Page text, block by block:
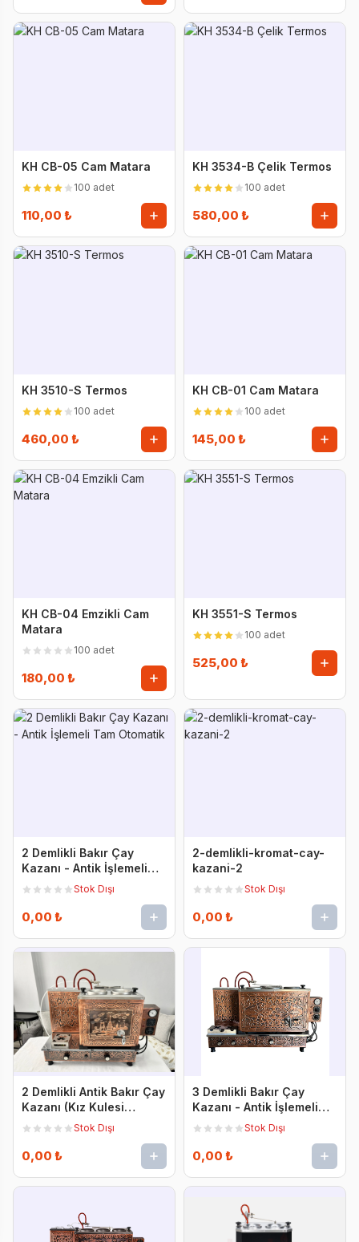
KH CB-05 Cam Matara
100 adet
110,00 ₺
KH 3534-B Çelik Termos
100 adet
580,00 ₺
KH 3510-S Termos
100 adet
460,00 ₺
KH CB-01 Cam Matara
100 adet
145,00 ₺
KH CB-04 Emzikli Cam
Matara
100 adet
180,00 ₺
KH 3551-S Termos
100 adet
525,00 ₺
2 Demlikli Bakır Çay
Kazanı - Antik İşlemeli
Tam Otomatik
Stok Dışı
0,00 ₺
2-demlikli-kromat-cay-
kazani-2
Stok Dışı
0,00 ₺
2 Demlikli Antik Bakır Çay
Kazanı (Kız Kulesi
Desenli)
Stok Dışı
0,00 ₺
3 Demlikli Bakır Çay
Kazanı - Antik İşlemeli
Tam Otomatik
Stok Dışı
0,00 ₺